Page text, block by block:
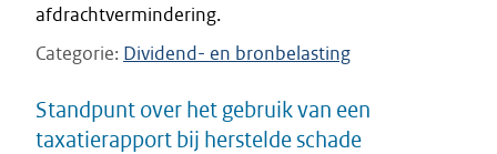
afdrachtvermindering.
Categorie Dividend- en bronbelasting
Standpunt over het gebruik van een
taxatierapport bij herstelde schade